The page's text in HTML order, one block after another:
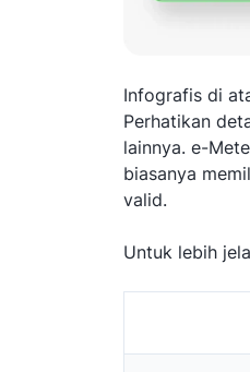
Infografis di
Perhatikan
lainnya. e-
biasanya
valid.
Untuk lebih